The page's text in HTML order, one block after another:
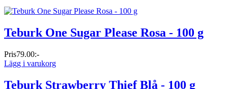
Teburk One Sugar Please Rosa - 100 g
Pris79.00:-
Lägg i varukorg
Teburk Strawberry Thief Blå - 100 g